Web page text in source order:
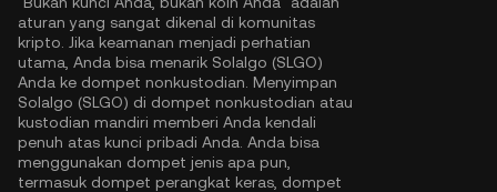
aturan yang sangat dikenal di komunitas
kripto. Jika keamanan menjadi perhatian
utama, Anda bisa menarik Solalgo (SLGO)
Anda ke dompet nonkustodian. Menyimpan
Solalgo (SLGO) di dompet nonkustodian atau
kustodian mandiri memberi Anda kendali
penuh atas kunci pribadi Anda. Anda bisa
menggunakan dompet jenis apa pun,
termasuk dompet perangkat keras, dompet